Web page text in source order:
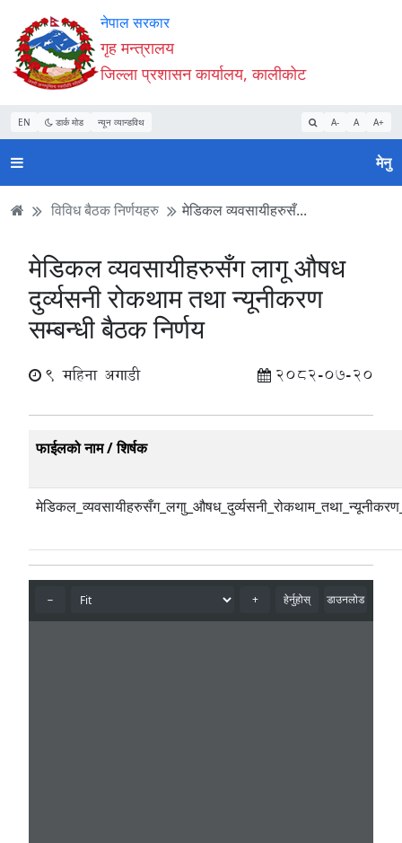
Accessibility
Mode
सुरु
गर्नुहोस्
सामाग्री
पढ्नुहाेस्
नेभिगेसन
पढ्नुहाेस्
वेबसाइट
खोजमा
जानुहोस्
नेपाल सरकार
गृह मन्त्रालय
जिल्ला प्रशासन कार्यालय, कालीकोट
EN डार्क मोड न्यून व्यान्डविथ A- A A+
मेनु
विविध बैठक निर्णयहरु मेडिकल व्यवसायीहरुसँ...
मेडिकल व्यवसायीहरुसँग लागू औषध
दुर्व्यसनी रोकथाम तथा न्यूनीकरण
सम्बन्धी बैठक निर्णय
9 महिना अगाडी 2082-07-20
फाईलको नाम / शिर्षक